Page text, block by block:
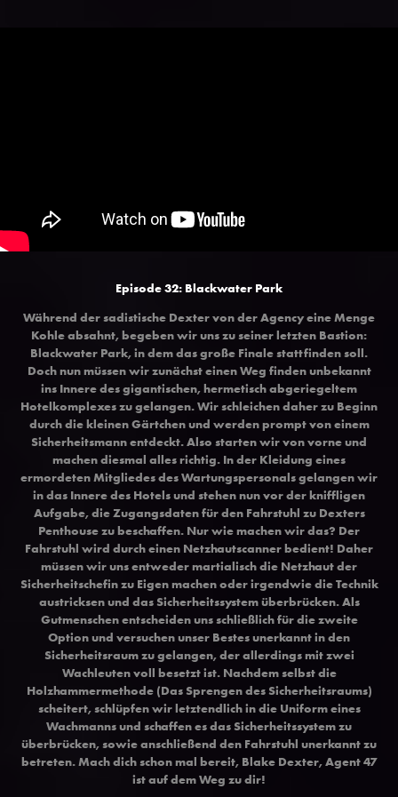
Episode 32: Blackwater Park
Während der sadistische Dexter von der Agency eine Menge
Kohle absahnt, begeben wir uns zu seiner letzten Bastion:
Blackwater Park, in dem das große Finale stattfinden soll.
Doch nun müssen wir zunächst einen Weg finden unbekannt
ins Innere des gigantischen, hermetisch abgeriegeltem
Hotelkomplexes zu gelangen. Wir schleichen daher zu Beginn
durch die kleinen Gärtchen und werden prompt von einem
Sicherheitsmann entdeckt. Also starten wir von vorne und
machen diesmal alles richtig. In der Kleidung eines
ermordeten Mitgliedes des Wartungspersonals gelangen wir
in das Innere des Hotels und stehen nun vor der kniffligen
Aufgabe, die Zugangsdaten für den Fahrstuhl zu Dexters
Penthouse zu beschaffen. Nur wie machen wir das? Der
Fahrstuhl wird durch einen Netzhautscanner bedient! Daher
müssen wir uns entweder martialisch die Netzhaut der
Sicherheitschefin zu Eigen machen oder irgendwie die Technik
austricksen und das Sicherheitssystem überbrücken. Als
Gutmenschen entscheiden uns schließlich für die zweite
Option und versuchen unser Bestes unerkannt in den
Sicherheitsraum zu gelangen, der allerdings mit zwei
Wachleuten voll besetzt ist. Nachdem selbst die
Holzhammermethode (Das Sprengen des Sicherheitsraums)
scheitert, schlüpfen wir letztendlich in die Uniform eines
Wachmanns und schaffen es das Sicherheitssystem zu
überbrücken, sowie anschließend den Fahrstuhl unerkannt zu
betreten. Mach dich schon mal bereit, Blake Dexter, Agent 47
ist auf dem Weg zu dir!